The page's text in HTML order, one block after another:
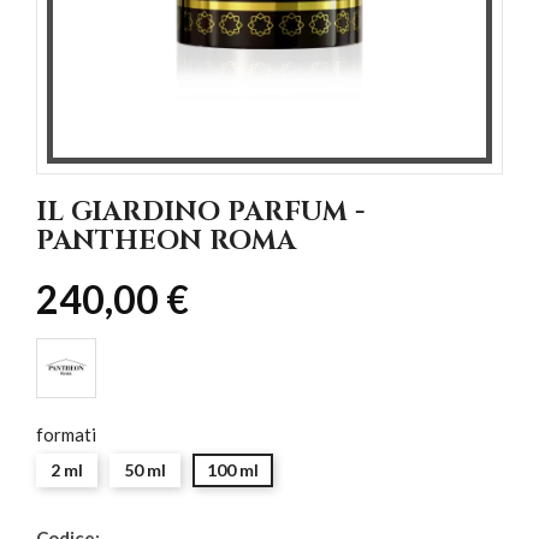
IL GIARDINO PARFUM -
PANTHEON ROMA
240,00 €
formati
2 ml 50 ml 100 ml